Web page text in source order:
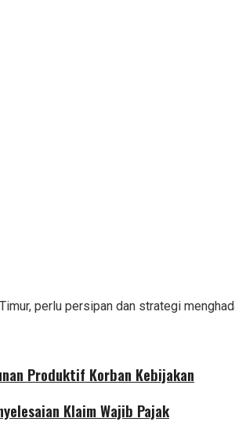
perlu persipan dan strategi
Produktif Korban Kebijakan
Klaim Wajib Pajak